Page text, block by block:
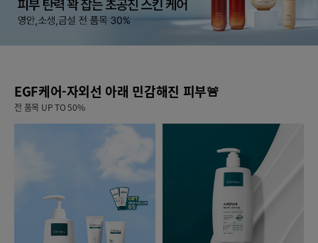
EGF케어-자외선 아래 민감해진 피부🚨
전 품목 UP TO 50%